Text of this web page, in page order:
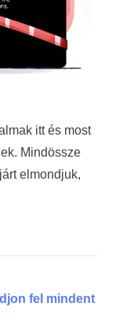
itt és most
Mindössze
elmondjuk,
fel mindent